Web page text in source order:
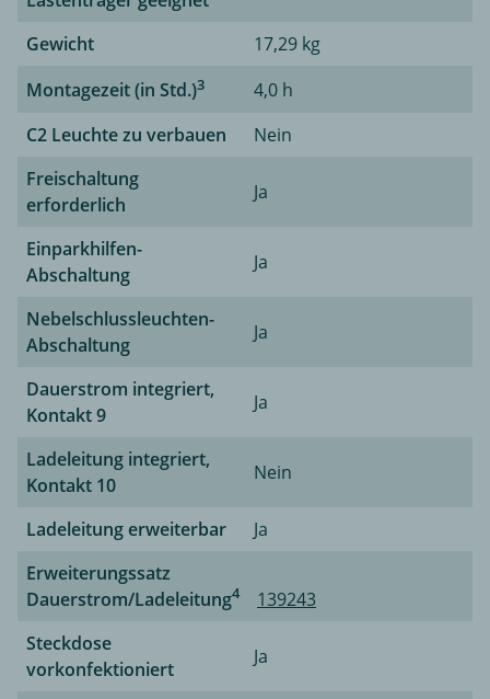
Gewicht
17,29 kg
Montagezeit (in Std.)3
4,0 h
C2 Leuchte zu verbauen
Nein
Freischaltung
erforderlich
Ja
Einparkhilfen-
Abschaltung
Ja
Nebelschlussleuchten-
Abschaltung
Ja
Dauerstrom integriert,
Kontakt 9
Ja
Ladeleitung integriert,
Kontakt 10
Nein
Ladeleitung erweiterbar
Ja
Erweiterungssatz
Dauerstrom/Ladeleitung4
139243
Steckdose
vorkonfektioniert
Ja